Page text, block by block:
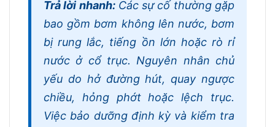
Trả lời nhanh:Các sự cố thường gặp
bao gồm bơm không lên nước, bơm
bị rung lắc, tiếng ồn lớn hoặc rò rỉ
nước ở cổ trục. Nguyên nhân chủ
yếu do hở đường hút, quay ngược
chiều, hỏng phớt hoặc lệch trục.
Việc bảo dưỡng định kỳ và kiểm tra